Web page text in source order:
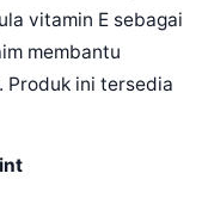
vitamin E sebagai
membantu
Produk ini tersedia